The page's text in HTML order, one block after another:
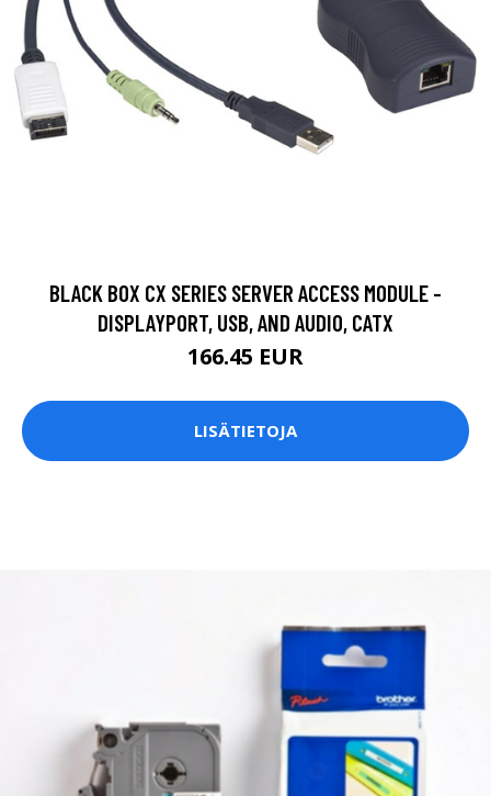
BLACK BOX CX SERIES SERVER ACCESS MODULE -
DISPLAYPORT, USB, AND AUDIO, CATX
166.45 EUR
LISÄTIETOJA